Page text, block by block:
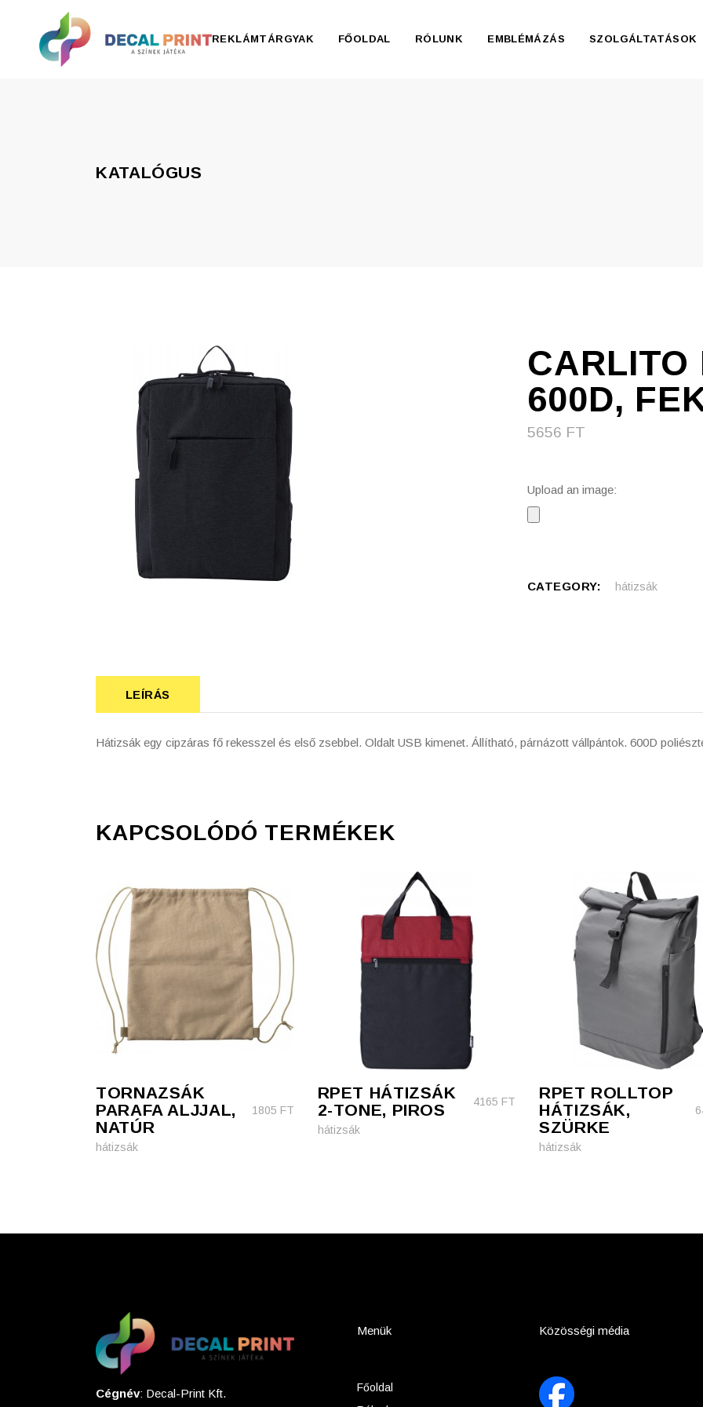
REKLÁMTÁRGYAK
Szépség, egészség
FŐOLDAL RÓLUNK EMBLÉMÁZÁS SZOLGÁLTATÁSOK
KATALÓGUS
CARLITO
600D,
5656 FT
Upload an image:
CATEGORY: hátizsák
LEÍRÁS
Hátizsák egy cipzáras fő rekesszel és első zsebbel. Oldalt USB kimenet. Állítható, párnázott vállpántok. 600D
KAPCSOLÓDÓ TERMÉKEK
TORNAZSÁK
PARAFA ALJJAL,
NATÚR
1805 FT
hátizsák
RPET HÁTIZSÁK
2-TONE, PIROS
4165 FT
hátizsák
RPET ROLLTOP
HÁTIZSÁK,
SZÜRKE
hátizsák
Cégnév: Decal-Print Kft.
Menük
Főoldal
Közösségi média